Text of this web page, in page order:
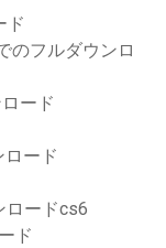
ド
のフルダウンロ
ード
ード
ロードcs6
ド